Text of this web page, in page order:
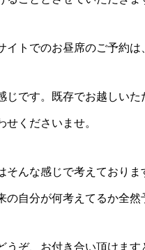
イトでのお昼席のご予約は
じです。既存でお越しい
せくださいませ。
そんな感じで考えており
の自分が何考えてるか全然
うぞ、お付き合い頂けます